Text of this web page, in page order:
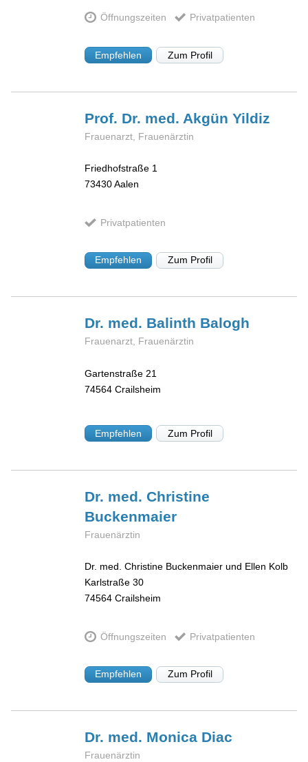
Öffnungszeiten Privatpatienten
Empfehlen Zum Profil
Prof. Dr. med. AkgünYildiz
Frauenarzt, Frauenärztin
Friedhofstraße 1
73430Aalen
Privatpatienten
Empfehlen Zum Profil
Dr. med. Balinth Balogh
Frauenarzt, Frauenärztin
Gartenstraße 21
74564 Crailsheim
Empfehlen Zum Profil
Dr. med. Christine
Buckenmaier
Frauenärztin
Dr. med. Christine Buckenmaier und Ellen Kolb
Karlstraße 30
74564 Crailsheim
Öffnungszeiten Privatpatienten
Empfehlen Zum Profil
Dr. med. Monica Diac
Frauenärztin